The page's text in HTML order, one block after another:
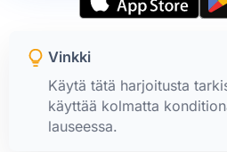
Vinkki
Käytä tätä harjoitusta
käyttää kolmatta
lauseessa.